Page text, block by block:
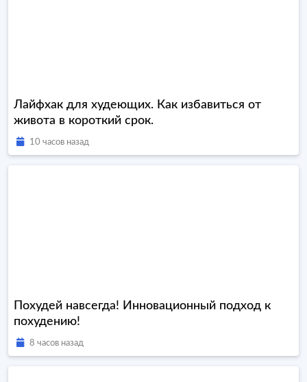
Лайфхак для худеющих. Как избавиться от
живота в короткий срок.
10 часов назад
Похудей навсегда! Инновационный подход к
похудению!
8 часов назад